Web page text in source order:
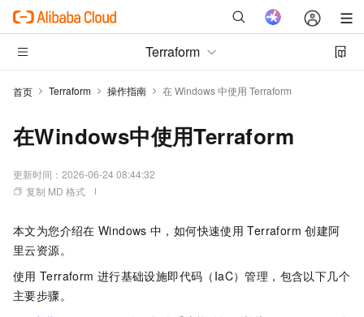
Terraform
首页 Terraform 操作指南 在 Windows 中使用 Terraform
在Windows中使用Terraform
更新时间： 2026-06-24 08:44:32
复制 MD 格式
本文为您介绍在 Windows 中，如何快速使用 Terraform 创建阿
里云资源。
使用 Terraform 进行基础设施即代码（IaC）管理，包含以下几个
主要步骤。